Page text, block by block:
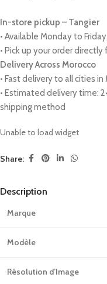
In-store pickup – Tangier
• Available Monday to
• Pick up your order
Delivery Across Morocco
• Fast delivery to all cities in
• Estimated delivery time:
shipping method
Unable to load widget
Share:
Description
Marque
Modèle
Résolution d’Image